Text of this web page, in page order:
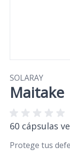
SOLARAY
Maitake
60 cápsulas
Protege tus